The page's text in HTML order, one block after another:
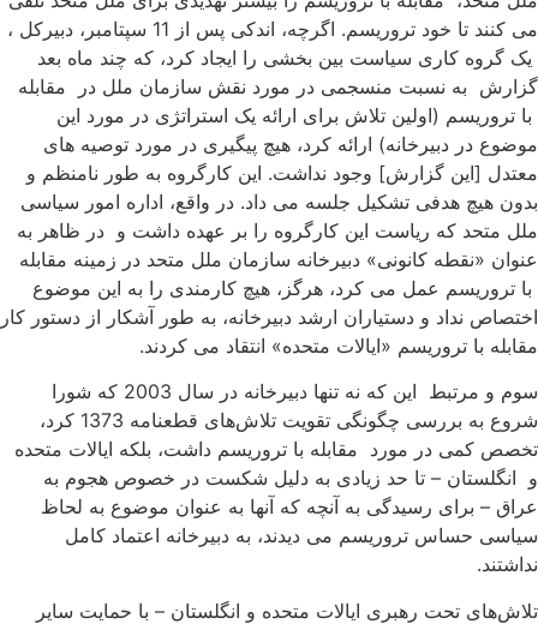
می کنند تا خود تروریسم. اگرچه، اندکی پس از 11 سپتامبر، دبیرکل ،
گروه کاری سیاست بین بخشی را ایجاد کرد، که چند ماه بعد
به نسبت منسجمی در مورد نقش سازمان ملل در مقابله
تروریسم (اولین تلاش برای ارائه یک استراتژی در مورد این
در دبیرخانه) ارائه کرد، هیچ پیگیری در مورد توصیه های
[این گزارش] وجود نداشت. این کارگروه به طور نامنظم و
هیچ هدفی تشکیل جلسه می داد. در واقع، اداره امور سیاسی
متحد که ریاست این کارگروه را بر عهده داشت و در ظاهر به
«نقطه کانونی» دبیرخانه سازمان ملل متحد در زمینه مقابله
تروریسم عمل می کرد، هرگز، هیچ کارمندی را به این موضوع
نداد و دستیاران ارشد دبیرخانه، به طور آشکار از دستور کار
با تروریسم «ایالات متحده» انتقاد می کردند.
سوم و مرتبط این که نه تنها دبیرخانه در سال 2003 که شورا
شروع به بررسی چگونگی تقویت تلاش‌های قطعنامه 1373 کرد،
کمی در مورد مقابله با تروریسم داشت، بلکه ایالات متحده
انگلستان – تا حد زیادی به دلیل شکست در خصوص هجوم به
– برای رسیدگی به آنچه که آنها به عنوان موضوع به لحاظ
حساس تروریسم می دیدند، به دبیرخانه اعتماد کامل
تحت رهبری ایالات متحده و انگلستان – با حمایت سایر